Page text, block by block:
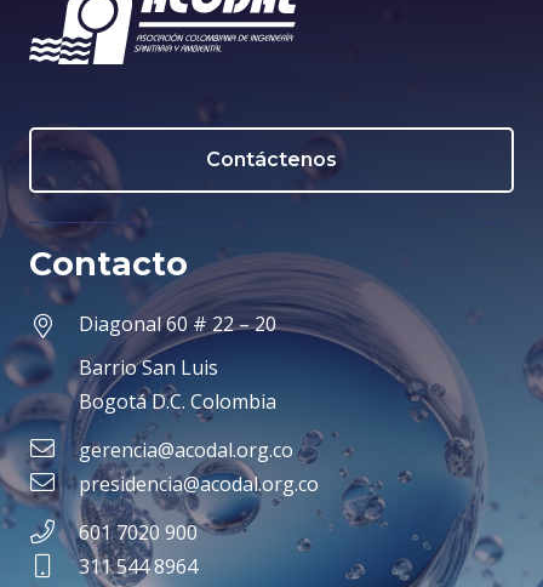
Contáctenos
Contacto
Diagonal 60 # 22 – 20
Barrio San Luis
Bogotá D.C. Colombia
gerencia@acodal.org.co
presidencia@acodal.org.co
601 7020 900
311 544 8964